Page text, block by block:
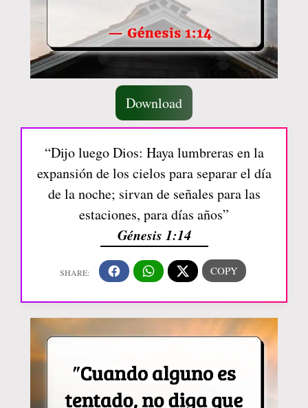
Download
“Dijo luego Dios: Haya lumbreras en la
expansión de los cielos para separar el día
de la noche; sirvan de señales para las
estaciones, para días años”
Génesis 1:14